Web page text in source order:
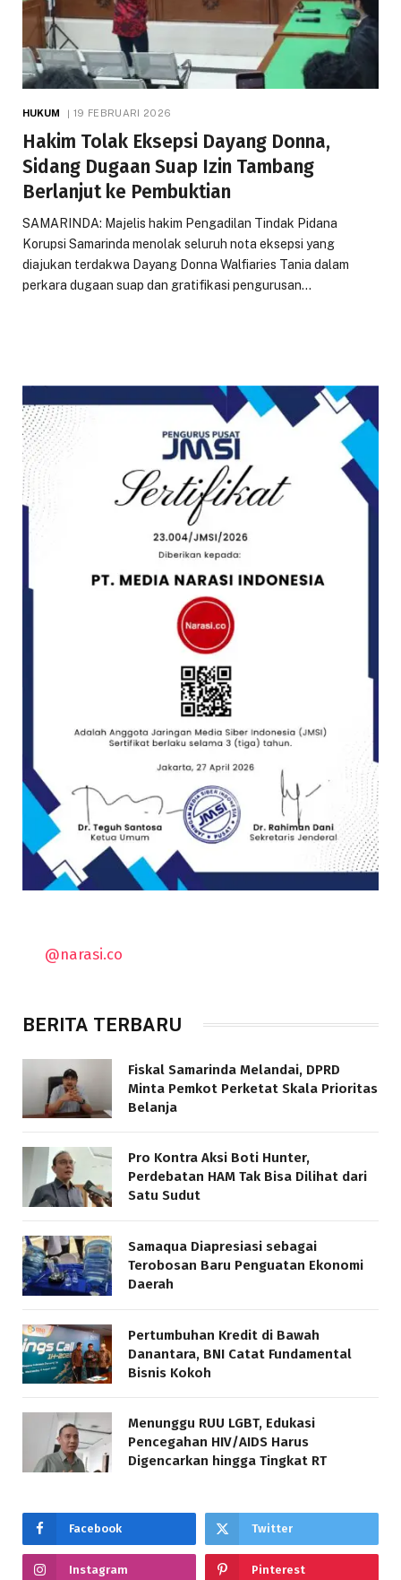
HUKUM 19 FEBRUARI 2026
Hakim Tolak Eksepsi Dayang Donna,
Sidang Dugaan Suap Izin Tambang
Berlanjut ke Pembuktian
SAMARINDA: Majelis hakim Pengadilan Tindak Pidana
Korupsi Samarinda menolak seluruh nota eksepsi yang
diajukan terdakwa Dayang Donna Walfiaries Tania dalam
perkara dugaan suap dan gratifikasi pengurusan…
@narasi.co
BERITA TERBARU
Fiskal Samarinda Melandai, DPRD
Minta Pemkot Perketat Skala Prioritas
Belanja
Pro Kontra Aksi Boti Hunter,
Perdebatan HAM Tak Bisa Dilihat dari
Satu Sudut
Samaqua Diapresiasi sebagai
Terobosan Baru Penguatan Ekonomi
Daerah
Pertumbuhan Kredit di Bawah
Danantara, BNI Catat Fundamental
Bisnis Kokoh
Menunggu RUU LGBT, Edukasi
Pencegahan HIV/AIDS Harus
Digencarkan hingga Tingkat RT
Facebook Twitter
Instagram Pinterest